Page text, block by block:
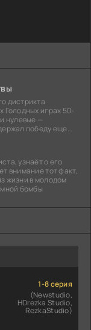
дистрикта
Голодных играх 50-
нулевые —
победу еще
узнаёт о его
внимание тот факт,
жизни в молодом
бомбы
1-8 серия
(Newstudio,
HDrezka Studio,
RezkaStudio)